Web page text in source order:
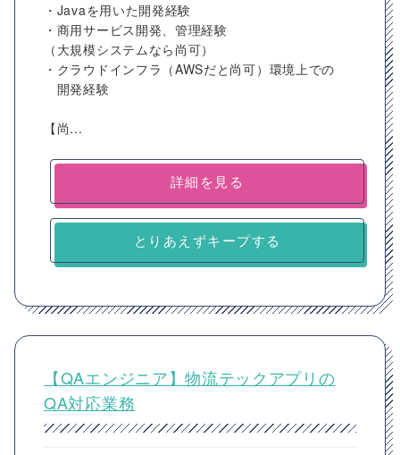
・Javaを用いた開発経験
・商用サービス開発、管理経験
（大規模システムなら尚可）
・クラウドインフラ（AWSだと尚可）環境上での
開発経験
【尚...
詳細を見る
とりあえずキープする
【QAエンジニア】物流テックアプリの
QA対応業務